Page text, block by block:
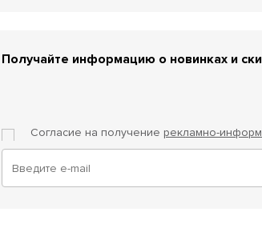
Получайте информацию о новинках и
Согласие на получение рекламно-